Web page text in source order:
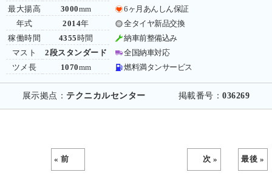
最大揚高
年式
稼働時間
マスト
ツメ長
3000mm
2014年
4355 時間
2段スタンダード
1070mm
6ヶ月あんしん保証
全タイヤ新品交換
納車前整備込み
全国納車対応
燃料満タンサービス
展示拠点： テクニカルセンター 掲載番号：036269
« 前 次 » 最後 »